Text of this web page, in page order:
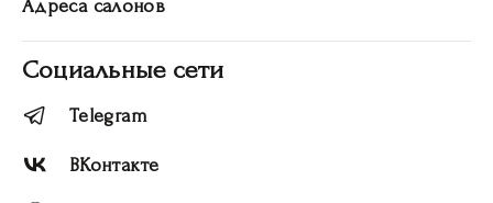
Адреса салонов
Социальные сети
Telegram
ВКонтакте